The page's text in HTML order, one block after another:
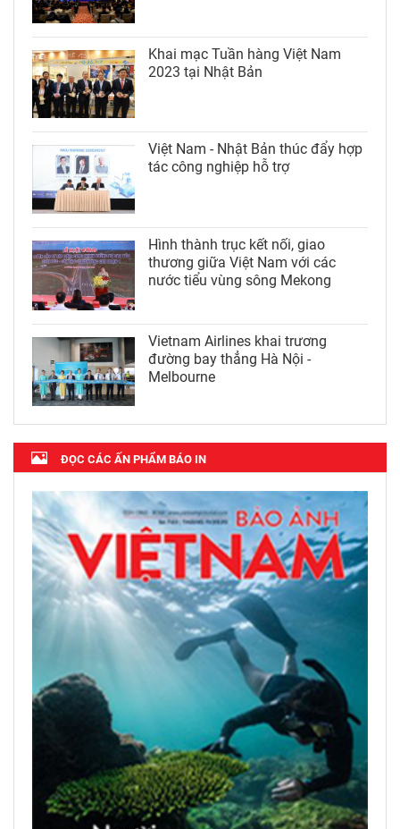
Khai mạc Tuần hàng Việt Nam
2023 tại Nhật Bản
Việt Nam - Nhật Bản thúc đẩy hợp
tác công nghiệp hỗ trợ
Hình thành trục kết nối, giao
thương giữa Việt Nam với các
nước tiểu vùng sông Mekong
Vietnam Airlines khai trương
đường bay thẳng Hà Nội -
Melbourne
ĐỌC CÁC ẤN PHẨM BÁO IN